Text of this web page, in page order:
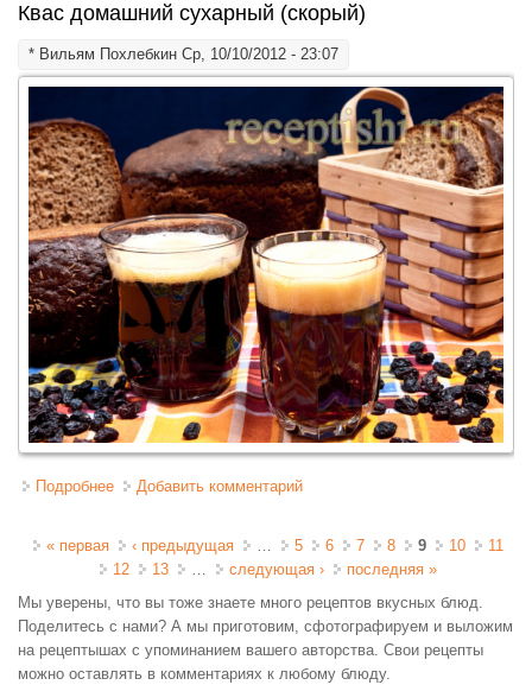
Квас домашний сухарный (скорый)
* Вильям Похлебкин Ср, 10/10/2012 - 23:07
Подробнее о Квас домашний сухарный (скорый)
Добавить комментарий
Страницы
« первая ‹ предыдущая … 5 6 7 8 9 10
11
12
13 … следующая ›
последняя »
Мы уверены, что вы тоже знаете много рецептов вкусных блюд.
Поделитесь с нами? А мы приготовим, сфотографируем и выложим
на рецептышах с упоминанием вашего авторства. Свои рецепты
можно оставлять в комментариях к любому блюду.